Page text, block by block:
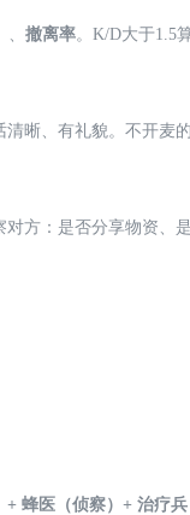
、撤离率。K/D大于1.5
晰、有礼貌。不开麦
方：是否分享物资、
蜂医（侦察）+ 治疗兵